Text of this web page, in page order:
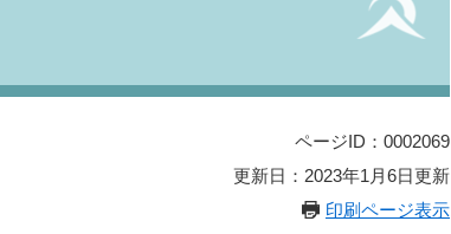
ページID：0002069
更新日：2023年1月6日更新
印刷ページ表示